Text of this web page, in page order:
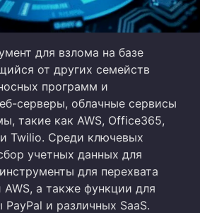
для взлома на базе
от других семейств
программ и
серверы, облачные сервисы
такие как AWS, Office365,
Twilio. Среди ключевых
учетных данных для
для перехвата
AWS, а также функции для
PayPal и различных SaaS.